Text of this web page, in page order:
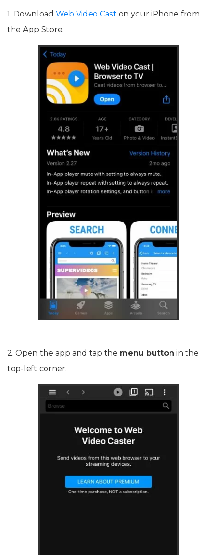
1. Download Web Video Cast on your iPhone from
the App Store.
2. Open the app and tap the menu button in the
top-left corner.